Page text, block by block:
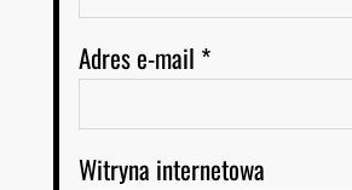
Adres e-mail *
Witryna internetowa